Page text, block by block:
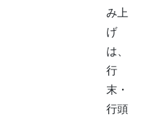
み上
げ
は、
行
末・
行頭